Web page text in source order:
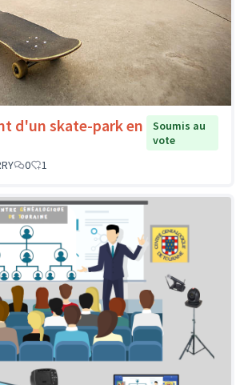
d'un skate-park en
Soumis au
vote
0 1